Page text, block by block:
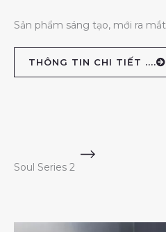
Sản phẩm sáng tạo, mới ra mắt
THÔNG TIN CHI TIẾT ....
Soul Series 2